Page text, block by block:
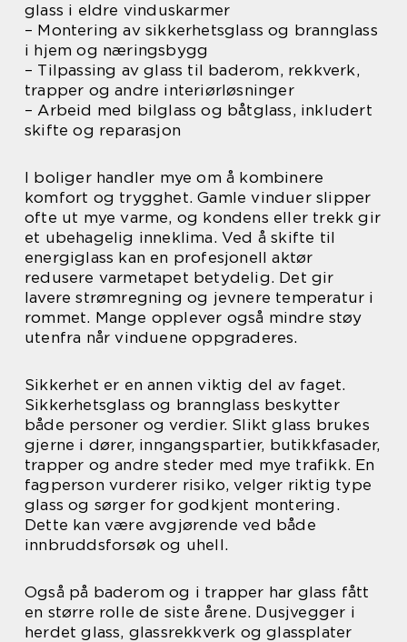
glass i eldre vinduskarmer
– Montering av sikkerhetsglass og brannglass
i hjem og næringsbygg
– Tilpassing av glass til baderom, rekkverk,
trapper og andre interiørløsninger
– Arbeid med bilglass og båtglass, inkludert
skifte og reparasjon
I boliger handler mye om å kombinere
komfort og trygghet. Gamle vinduer slipper
ofte ut mye varme, og kondens eller trekk gir
et ubehagelig inneklima. Ved å skifte til
energiglass kan en profesjonell aktør
redusere varmetapet betydelig. Det gir
lavere strømregning og jevnere temperatur i
rommet. Mange opplever også mindre støy
utenfra når vinduene oppgraderes.
Sikkerhet er en annen viktig del av faget.
Sikkerhetsglass og brannglass beskytter
både personer og verdier. Slikt glass brukes
gjerne i dører, inngangspartier, butikkfasader,
trapper og andre steder med mye trafikk. En
fagperson vurderer risiko, velger riktig type
glass og sørger for godkjent montering.
Dette kan være avgjørende ved både
innbruddsforsøk og uhell.
Også på baderom og i trapper har glass fått
en større rolle de siste årene. Dusjvegger i
herdet glass, glassrekkverk og glassplater